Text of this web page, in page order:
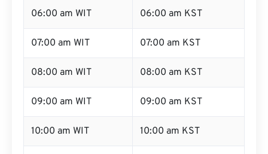
06:00 am WIT 06:00 am KST
07:00 am WIT 07:00 am KST
08:00 am WIT 08:00 am KST
09:00 am WIT 09:00 am KST
10:00 am WIT 10:00 am KST